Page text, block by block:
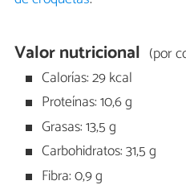
Valor nutricional (por
Calorías: 29 kcal
Proteínas: 10,6 g
Grasas: 13,5 g
Carbohidratos: 31,5 g
Fibra: 0,9 g